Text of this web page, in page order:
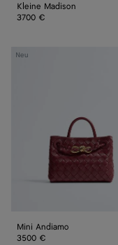
Kleine Madison
3700 €
Neu
Mini
Mini Andiamo
3500 €